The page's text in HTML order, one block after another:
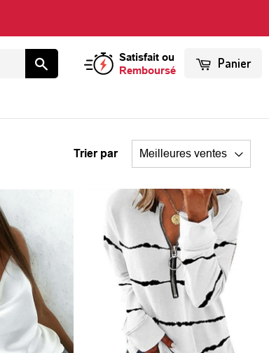
Satisfait ou
Remboursé
Panier
Trier par